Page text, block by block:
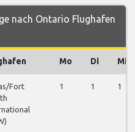
nach Ontario Flughafen
Mo Di Mi
Fort
1 1 1